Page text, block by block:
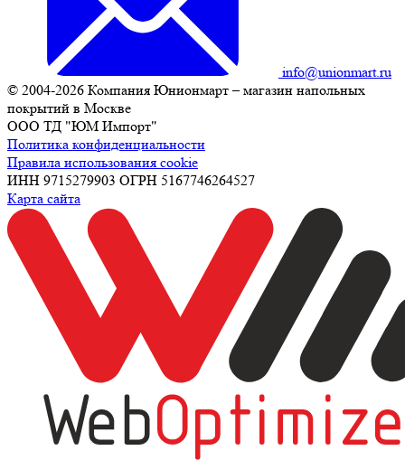
info@unionmart.ru
© 2004-2026 Компания Юнионмарт – магазин напольных
покрытий в Москве
ООО ТД "ЮМ Импорт"
Политика конфиденциальности
Правила использования cookie
ИНН 9715279903 ОГРН 5167746264527
Карта сайта